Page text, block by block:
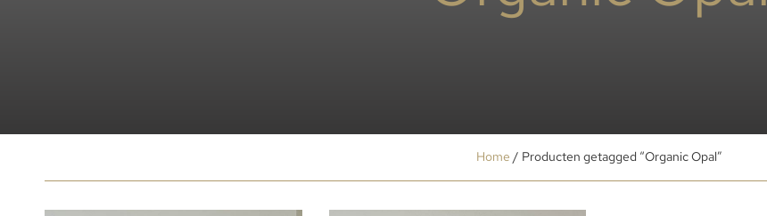
Home / Producten getagged “Organic Opal”